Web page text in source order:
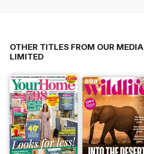
OTHER TITLES FROM OUR MEDIA
LIMITED